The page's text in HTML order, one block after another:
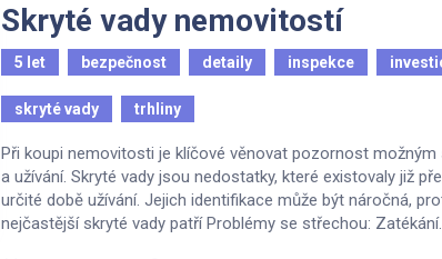
Skryté vady nemovitostí
5 let bezpečnost detaily inspekce
skryté vady trhliny
Při koupi nemovitosti je klíčové věnovat pozornost
a užívání. Skryté vady jsou nedostatky, které existovaly již
určité době užívání. Jejich identifikace může být náročná,
nejčastější skryté vady patří Problémy se střechou: